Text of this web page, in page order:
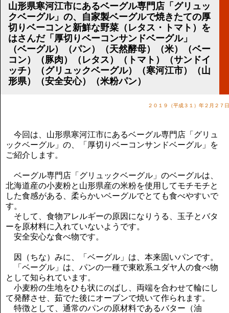
リンク集
顧問契約について
講演のご案内
気をつけたい法律のポイント
武田正男の独り言
山形県寒河江市にあるベーグル専門店「グリュッ
クベーグル」の、自家製ベーグルで焼きたての厚
切りベーコンと新鮮な野菜（レタス・トマト）を
はさんだ「厚切りベーコンサンドベーグル」
（ベーグル）（パン）（天然酵母）（米）（ベー
コン）（豚肉）（レタス）（トマト）（サンドイ
ッチ）（グリュックベーグル）（寒河江市）（山
形県）（安全安心）（米粉パン）
２０１９（平成３１）年２月２７日
今回は、山形県寒河江市にあるベーグル専門店「グリュ
ックベーグル」の、「厚切りベーコンサンドベーグル」を
ご紹介します。
ベーグル専門店「グリュックベーグル」のベーグルは、
北海道産の小麦粉と山形県産の米粉を使用してモチモチと
した食感がある、柔らかいベーグルでとても食べやすいで
す。
そして、食物アレルギーの原因になりうる、玉子とバタ
ーを原材料に入れていないようです。
安全安心な食べ物です。
因（ちな）みに、「ベーグル」は、本来固いパンです。
「ベーグル」は、パンの一種で東欧系ユダヤ人の食べ物
として知られています。
小麦粉の生地をひも状にのばし、両端を合わせて輪にし
て発酵させ、茹でた後にオーブンで焼いて作られます。
特徴として、通常のパンの原材料であるバター（油